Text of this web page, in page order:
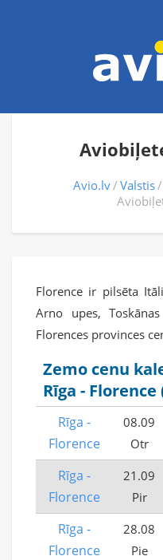
Avio.lv Valstis
Florence ir pilsēta
Arno upes,
Florences provinces
Zemo cenu
Rīga -
Rīga -
Florence
08.09
Otr
Rīga -
Florence
21.09
Pir
Rīga -
Florence
28.08
Pie